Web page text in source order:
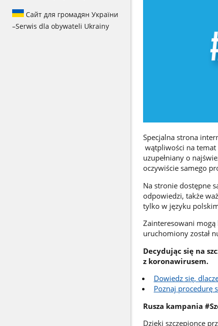
Сайт для громадян України
–Serwis dla obywateli Ukrainy
Specjalna strona
wątpliwości na temat
uzupełniany o
oczywiście samego
Na stronie dostępne
odpowiedzi, także
tylko w języku
Zainteresowani
uruchomiony został
Decydując się na
z koronawirusem.
Dowiedz się,
Poznaj procedurę
Rusza kampania
Dzięki szczepionce